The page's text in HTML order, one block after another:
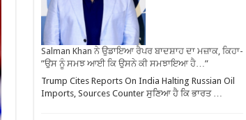
Salman Khan ਨੇ ਉਡਾਇਆ ਰੈਪਰ ਬਾਦਸ਼ਾਹ ਦਾ ਮਜ਼ਾਕ, ਕਿਹਾ-
”ਉਸ ਨੂੰ ਸਮਝ ਆਈ ਕਿ ਉਸਨੇ ਕੀ ਸਮਝਾਇਆ ਹੈ…”
Trump Cites Reports On India Halting Russian Oil
Imports, Sources Counter ਸੁਣਿਆ ਹੈ ਕਿ ਭਾਰਤ …